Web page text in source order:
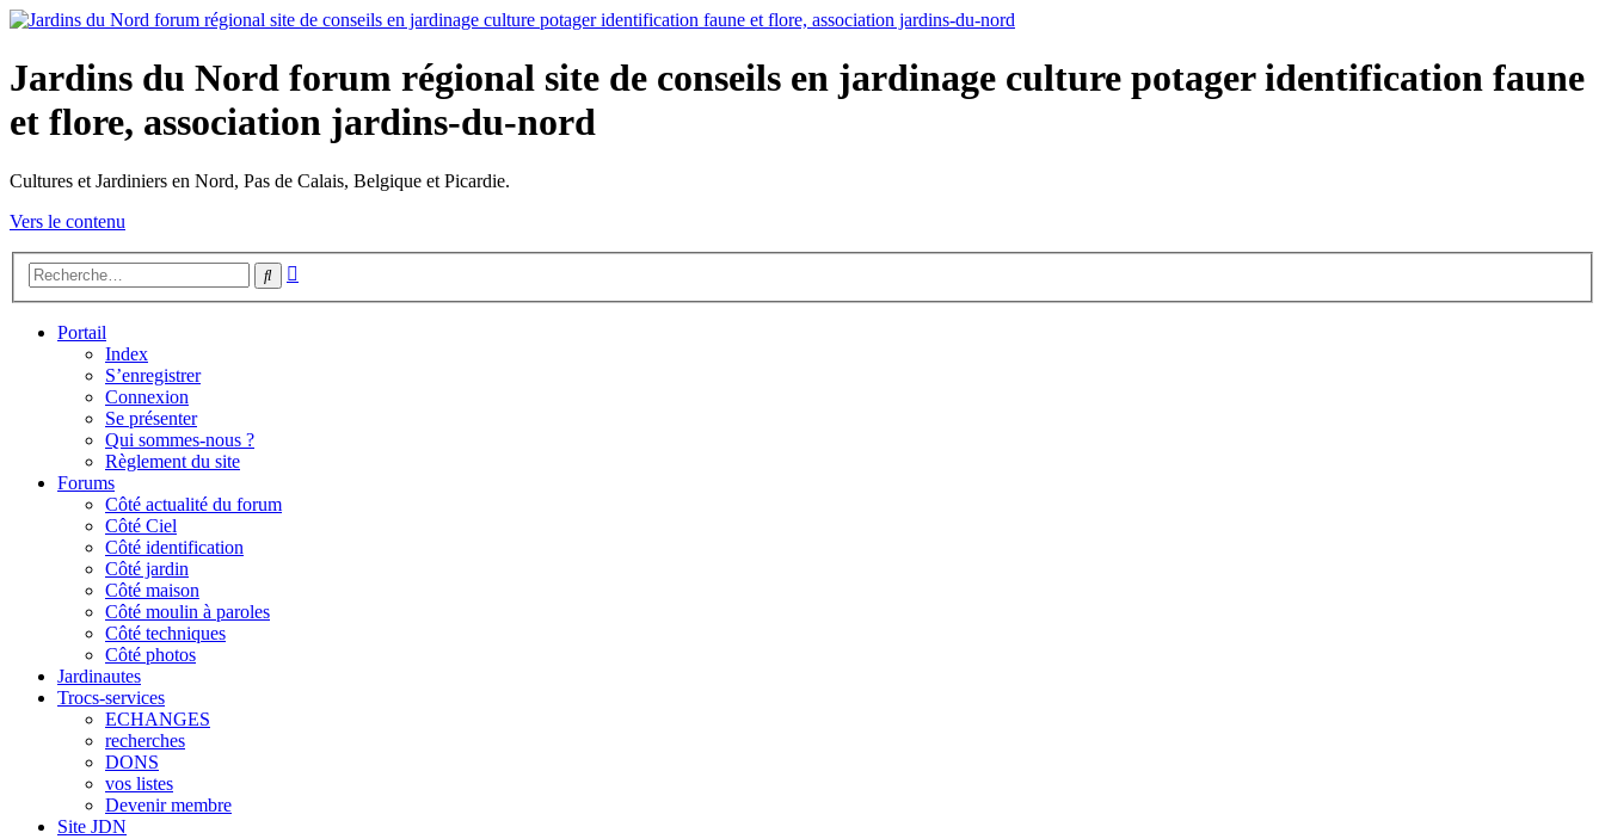
Jardins du Nord forum régional site de conseils en jardinage culture potager identification faune
et flore, association jardins-du-nord
Cultures et Jardiniers en Nord, Pas de Calais, Belgique et Picardie.
Vers le contenu
Rechercher
Portail
Index
S’enregistrer
Connexion
Se présenter
Qui sommes-nous ?
Règlement du site
Forums
Côté actualité du forum
Côté Ciel
Côté identification
Côté jardin
Côté maison
Côté moulin à paroles
Côté techniques
Côté photos
Jardinautes
Trocs-services
ECHANGES
recherches
DONS
vos listes
Devenir membre
Site JDN